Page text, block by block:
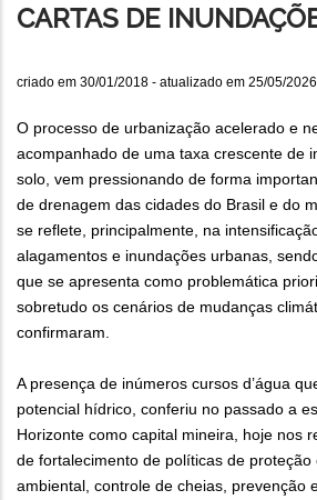
navegação
CARTAS DE
criado em 30/01/2018 - atualizado em 25/05/
O processo de urbanização acelerado e
acompanhado de uma taxa crescente de
solo, vem pressionando de forma
de drenagem das cidades do Brasil e do
se reflete, principalmente, na
alagamentos e inundações urbanas,
que se apresenta como problemática
sobretudo os cenários de mudanças
confirmaram.
A presença de inúmeros cursos d’água
potencial hídrico, conferiu no passado a
Horizonte como capital mineira, hoje nos
de fortalecimento de políticas de proteção
ambiental, controle de cheias, prevenção